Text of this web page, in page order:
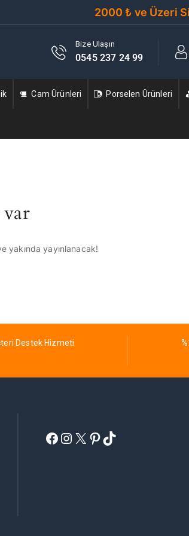
2000 ₺ ve Üzeri
Bize Ulaşın
0545 237 24 99
Cam Ürünleri Porselen Ürünleri
yakında yayınlanacak!
Destek Hizmeti